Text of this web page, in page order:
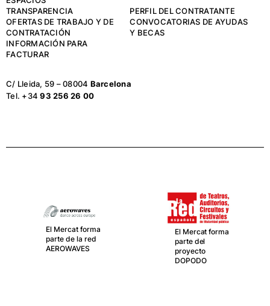
TRANSPARENCIA
PERFIL DEL CONTRATANTE
OFERTAS DE TRABAJO Y DE
CONTRATACIÓN
CONVOCATORIAS DE AYUDAS
Y BECAS
INFORMACIÓN PARA
FACTURAR
C/ Lleida, 59 – 08004 Barcelona
Tel. +3493 256 26 00
El Mercat forma
parte del
proyecto
El Mercat forma
parte de LA RED
Española de
teatros,
Auditorios,
Circuitos y
Festivales de
titularidad